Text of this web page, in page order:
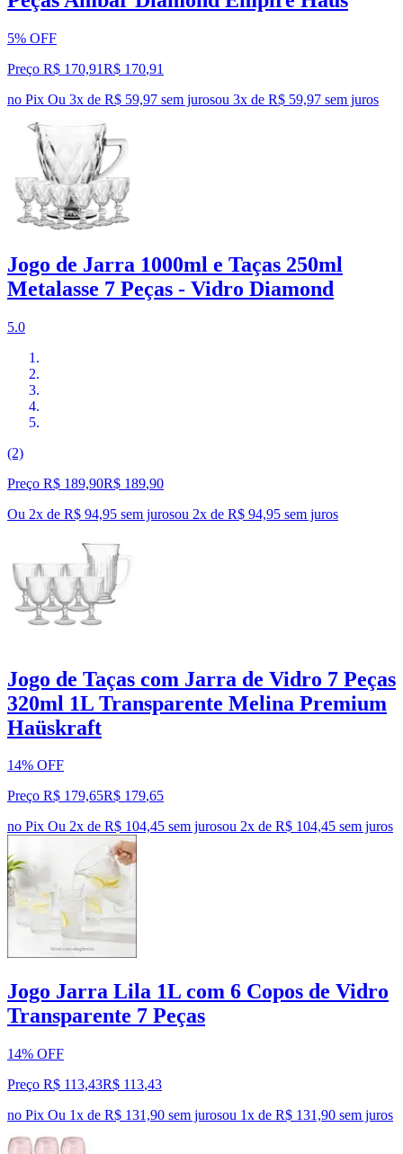
5% OFF
Preço R$ 170,91R$ 170,91
no Pix Ou 3x de R$ 59,97 sem jurosou 3x de R$ 59,97 sem juros
Jogo de Jarra 1000ml e Taças 250ml
Metalasse 7 Peças - Vidro Diamond
5.0
(2)
Preço R$ 189,90R$ 189,90
Ou 2x de R$ 94,95 sem jurosou 2x de R$ 94,95 sem juros
Jogo de Taças com Jarra de Vidro 7 Peças
320ml 1L Transparente Melina Premium
Haüskraft
14% OFF
Preço R$ 179,65R$ 179,65
no Pix Ou 2x de R$ 104,45 sem jurosou 2x de R$ 104,45 sem juros
Jogo Jarra Lila 1L com 6 Copos de Vidro
Transparente 7 Peças
14% OFF
Preço R$ 113,43R$ 113,43
no Pix Ou 1x de R$ 131,90 sem jurosou 1x de R$ 131,90 sem juros